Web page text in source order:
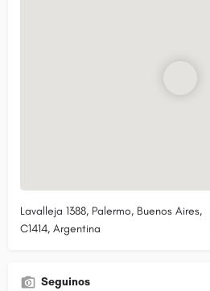
Lavalleja 1388, Palermo, Buenos Aires,
C1414, Argentina
Seguinos